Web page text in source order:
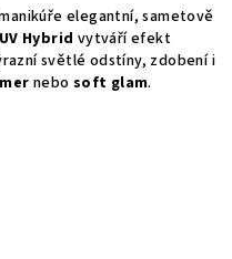
elegantní, sametově
Hybrid vytváří efekt
světlé odstíny, zdobení i
nebo soft glam.